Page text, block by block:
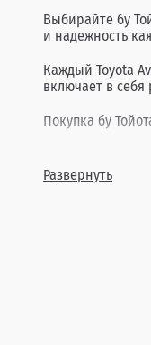
Выбирайте бу
и надежность
Каждый Toyota
включает в
Покупка бу
Развернуть